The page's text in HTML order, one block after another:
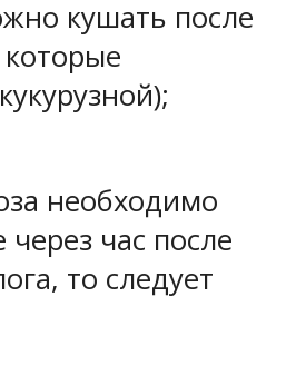
кушать после
необходимо
час после
то следует